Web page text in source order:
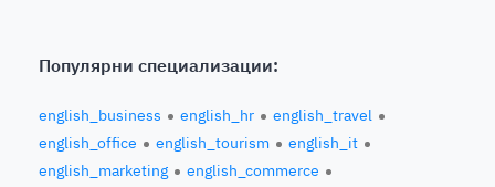
Популярни специализации:
english_business english_hr
english_travel
english_office
english_tourism
english_it
english_marketing
english_commerce